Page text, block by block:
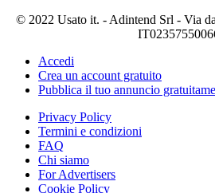
© 2022 Usato it. - Adintend Srl - Via
Accedi
Crea un account gratuito
Pubblica il tuo annuncio
Privacy Policy
Termini e condizioni
FAQ
Chi siamo
For Advertisers
Cookie Policy